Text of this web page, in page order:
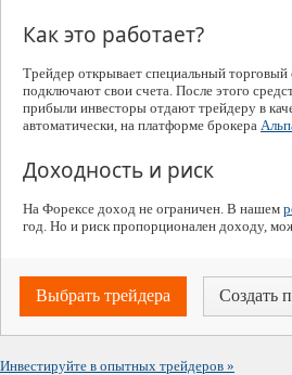
Как это работает?
Трейдер открывает специальный
подключают свои счета. После этого
прибыли инвесторы отдают трейдеру в
автоматически, на платформе брокера
Доходность и риск
На Форексе доход не ограничен. В нашем
год. Но и риск пропорционален доходу,
Выбрать трейдера Создать
Инвестируйте в опытных трейдеров